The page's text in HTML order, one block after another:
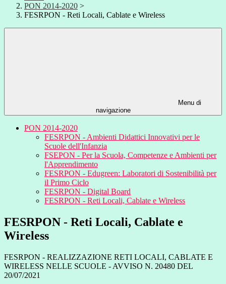
PON 2014-2020 >
FESRPON - Reti Locali, Cablate e Wireless
Menu di
navigazione
PON 2014-2020
FESRPON - Ambienti Didattici Innovativi per le
Scuole dell'Infanzia
FSEPON - Per la Scuola, Competenze e Ambienti per
l'Apprendimento
FESRPON - Edugreen: Laboratori di Sostenibilità per
il Primo Ciclo
FESRPON - Digital Board
FESRPON - Reti Locali, Cablate e Wireless
FESRPON - Reti Locali, Cablate e
Wireless
FESRPON - REALIZZAZIONE RETI LOCALI, CABLATE E
WIRELESS NELLE SCUOLE - AVVISO N. 20480 DEL
20/07/2021